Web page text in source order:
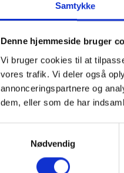
Samtykke
Denne hjemmeside bruger
Vi bruger cookies til at
vores trafik. Vi deler også
annonceringspartnere og
dem, eller som de har
Nødvendig
984
99.545
15.091
23.617
9.018
2.527
H&M
6